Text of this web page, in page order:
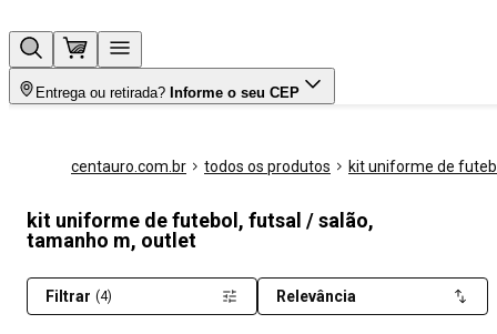
Entrega ou retirada? Informe o seu CEP
centauro.com.br todos os produtos kit uniforme de
kit uniforme de futebol, futsal / salão,
tamanho m, outlet
Filtrar (4) Relevância